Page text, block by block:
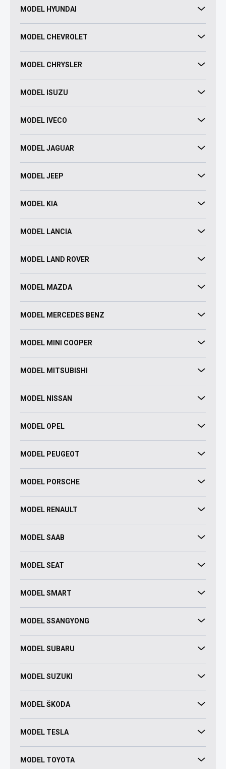
MODEL HYUNDAI
MODEL CHEVROLET
MODEL CHRYSLER
MODEL ISUZU
MODEL IVECO
MODEL JAGUAR
MODEL JEEP
MODEL KIA
MODEL LANCIA
MODEL LAND ROVER
MODEL MAZDA
MODEL MERCEDES BENZ
MODEL MINI COOPER
MODEL MITSUBISHI
MODEL NISSAN
MODEL OPEL
MODEL PEUGEOT
MODEL PORSCHE
MODEL RENAULT
MODEL SAAB
MODEL SEAT
MODEL SMART
MODEL SSANGYONG
MODEL SUBARU
MODEL SUZUKI
MODEL ŠKODA
MODEL TESLA
MODEL TOYOTA